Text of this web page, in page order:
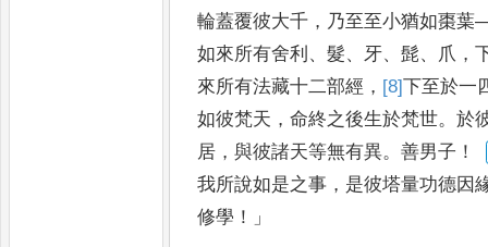
輪蓋覆彼大千 ， 乃至至小猶如棗葉
如來所有舍利 、髮、 牙、髭、 爪 ，
來所有法藏十二部經 ， [8]下至於一
如彼梵天 ，命終之後生於梵世。於
居 ，與彼諸天等無有異。善男子 ！
我所說如是之事 ， 是彼塔量功德因
修學 ！」